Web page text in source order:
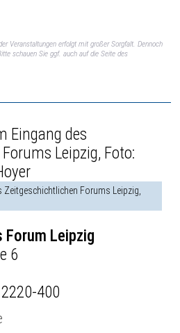
Veranstaltungen erfolgt mit großer Sorgfalt. Dennoch
schauen Sie ggf. auch auf die Seite des
Forums Leipzig,
Leipzig
6
400